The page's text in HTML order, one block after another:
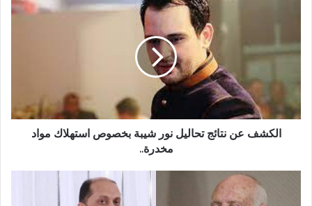
الكشف عن نتائج تحاليل نور شيبة بخصوص استهلاك مواد
مخدرة..